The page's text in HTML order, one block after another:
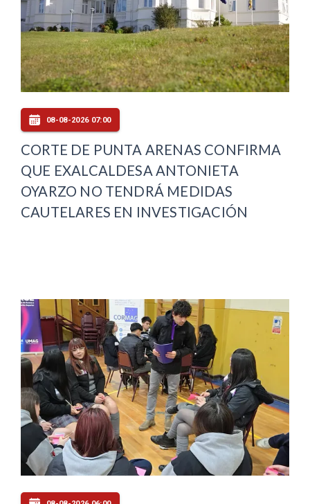
08-08-2026 07:00
CORTE DE PUNTA ARENAS CONFIRMA
QUE EXALCALDESA ANTONIETA
OYARZO NO TENDRÁ MEDIDAS
CAUTELARES EN INVESTIGACIÓN